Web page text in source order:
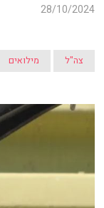
28/10/2024
צה"ל מילואים